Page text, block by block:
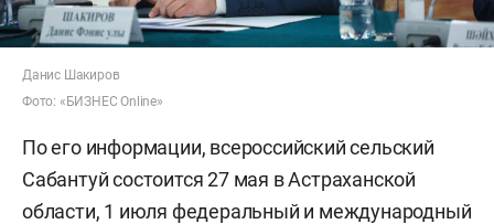
Данис Шакиров
Фото: «БИЗНЕС Online»
По его информации, всероссийский сельский
Сабантуй состоится 27 мая в Астраханской
области, 1 июля федеральный и международный